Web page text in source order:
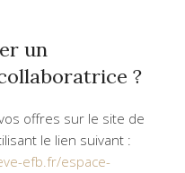
un
?
offres sur le site de
le lien suivant :
efb.fr/espace-